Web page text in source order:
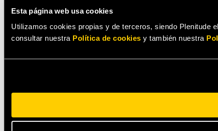
Esta página web usa cookies
Utilizamos cookies propias y de terceros, siendo Plenitude
consultar nuestra Política de cookies y también nuestra